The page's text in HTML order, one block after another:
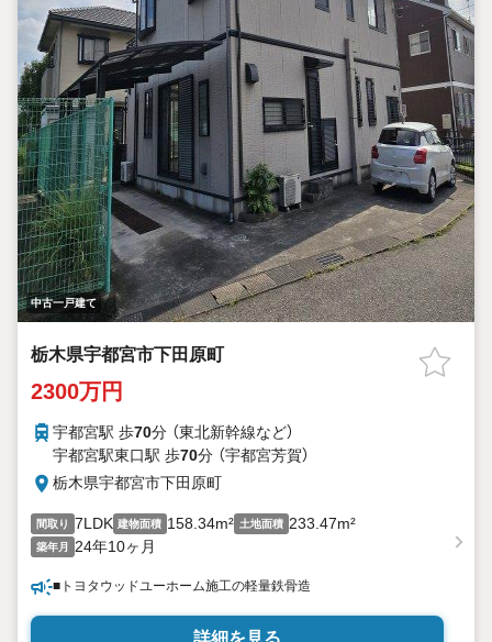
中古一戸建て
栃木県宇都宮市下田原町
2300万円
宇都宮駅 歩70分 （東北新幹線など）
宇都宮駅東口駅 歩70分 （宇都宮芳賀）
栃木県宇都宮市下田原町
間取り 7LDK 建物面積 158.34m² 土地面積 233.47m²
築年月 24年10ヶ月
■トヨタウッドユーホーム施工の軽量鉄骨造
詳細を見る